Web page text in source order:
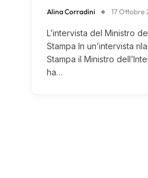
Alina Corradini 17 Ottobre
L’intervista del Ministro
Stampa In un’intervista
Stampa il Ministro
ha…